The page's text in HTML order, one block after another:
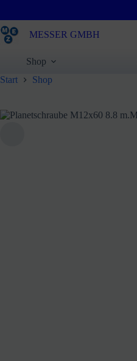
springen
MESSER GMBH
Shop
Start
Shop